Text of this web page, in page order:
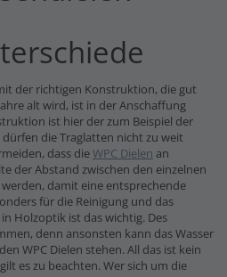
der richtigen Konstruktion, die gut
alt wird, ist in der Anschaffung
ist hier der zum Beispiel der
die Traglatten nicht zu weit
dass dieWPC Dielen an
der Abstand zwischen den einzelnen
damit eine entsprechende
für die Reinigung und das
Holzoptik ist das wichtig. Des
denn ansonsten kann das Wasser
WPC Dielen stehen. All das ist kein
es zu beachten. Wer sich um die